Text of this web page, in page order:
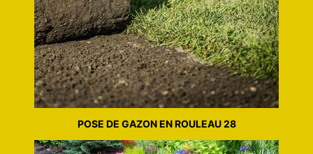
POSE DE GAZON EN ROULEAU 28